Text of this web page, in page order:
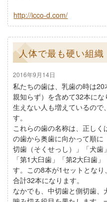
http://icco-d.com/
人体で最も硬い組織
2016年9月14日
私たちの歯は、乳歯の時は20
親知らず）を含めて32本に
生えない人も増えているので
す。
これらの歯の名称は、正し
の歯から奥歯に向かって順
切歯（そくせっし）」「犬歯
「第1大臼歯」「第2大臼歯
す。この8本が1セットとなり
合計32本になります。
なかでも、中切歯と側切歯